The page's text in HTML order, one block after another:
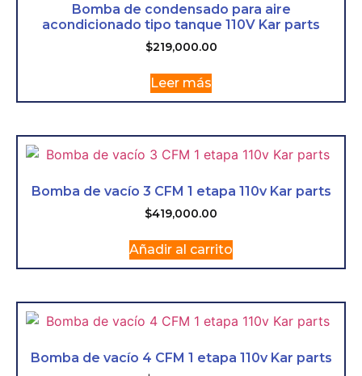
Bomba de condensado para aire
acondicionado tipo tanque 110V Kar parts
$219,000.00
Leer más
Bomba de vacío 3 CFM 1 etapa 110v Kar parts
$419,000.00
Añadir al carrito
Bomba de vacío 4 CFM 1 etapa 110v Kar parts